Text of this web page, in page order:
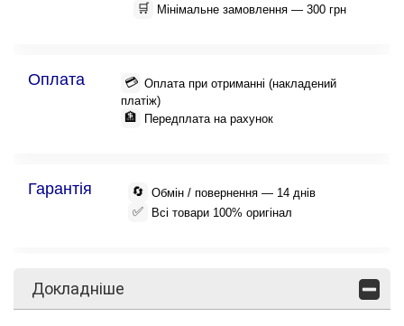
🛒 Мінімальне замовлення — 300 грн
Оплата 💳 Оплата при отриманні (накладений
платіж)
🏦 Передплата на рахунок
Гарантія 🔄 Обмін / повернення — 14 днів
✅ Всі товари 100% оригінал
Докладніше